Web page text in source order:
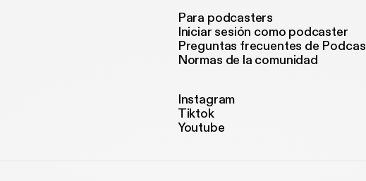
Para podcasters
Iniciar sesión como podcaster
Preguntas frecuentes de
Normas de la comunidad
Instagram
Tiktok
Youtube